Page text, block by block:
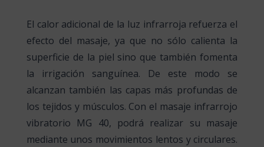
El calor adicional de la luz infrarroja refuerza el
efecto del masaje, ya que no sólo calienta la
superficie de la piel sino que también fomenta
la irrigación sanguínea. De este modo se
alcanzan también las capas más profundas de
los tejidos y músculos. Con el masaje infrarrojo
vibratorio MG 40, podrá realizar su masaje
mediante unos movimientos lentos y circulares.